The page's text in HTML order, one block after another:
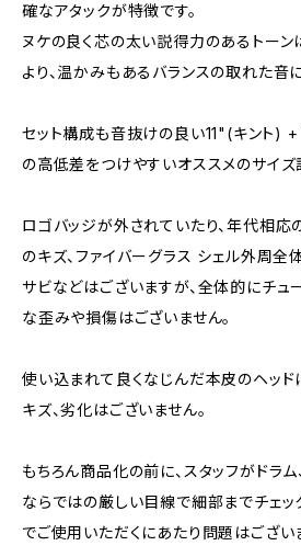
確なアタックが特徴です。
ヌケの良く芯の太い説得力のあるトー
より、温かみもあるバランスの取れた音に
セット構成も音抜けの良い11"(キント)
の高低差をつけやすいオススメのサイズ
ロゴバッジが外されていたり、年代相応
のキズ、ファイバーグラス シェル外周全
サビなどはございますが、全体的にチュ
な歪みや損傷はございません。
使い込まれて良くなじんだ本皮のヘッ
キズ、劣化はございません。
もちろん商品化の前に、スタッフがドラ
ならではの厳しい目線で細部までチェッ
でご使用いただくにあたり問題はござい